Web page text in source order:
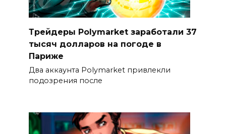
Трейдеры Polymarket заработали 37
тысяч долларов на погоде в
Париже
Два аккаунта Polymarket привлекли
подозрения после